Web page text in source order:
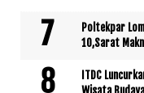
Poltekpar
10,Sarat
ITDC
Wisata